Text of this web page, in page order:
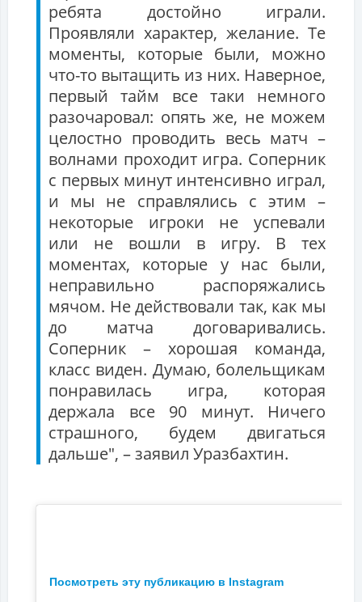
ребята достойно играли.
Проявляли характер, желание. Те
моменты, которые были, можно
что-то вытащить из них. Наверное,
первый тайм все таки немного
разочаровал: опять же, не можем
целостно проводить весь матч –
волнами проходит игра. Соперник
с первых минут интенсивно играл,
и мы не справлялись с этим –
некоторые игроки не успевали
или не вошли в игру. В тех
моментах, которые у нас были,
неправильно распоряжались
мячом. Не действовали так, как мы
до матча договаривались.
Соперник – хорошая команда,
класс виден. Думаю, болельщикам
понравилась игра, которая
держала все 90 минут. Ничего
страшного, будем двигаться
дальше", – заявил Уразбахтин.
Посмотреть эту публикацию в Instagram